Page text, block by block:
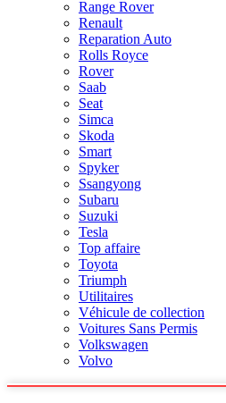
Range Rover
Renault
Reparation Auto
Rolls Royce
Rover
Saab
Seat
Simca
Skoda
Smart
Spyker
Ssangyong
Subaru
Suzuki
Tesla
Top affaire
Toyota
Triumph
Utilitaires
Véhicule de collection
Voitures Sans Permis
Volkswagen
Volvo